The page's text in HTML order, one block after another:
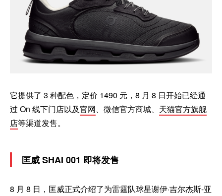
它提供了 3 种配色，定价 1490 元，8 月 8 日开始已经通
过 On 线下门店以及官网、微信官方商城、 天猫官方旗舰
店等渠道发售。
匡威 SHAI 001 即将发售
8 月 8 日，匡威正式介绍了为雷霆队球星谢伊·吉尔杰斯-亚